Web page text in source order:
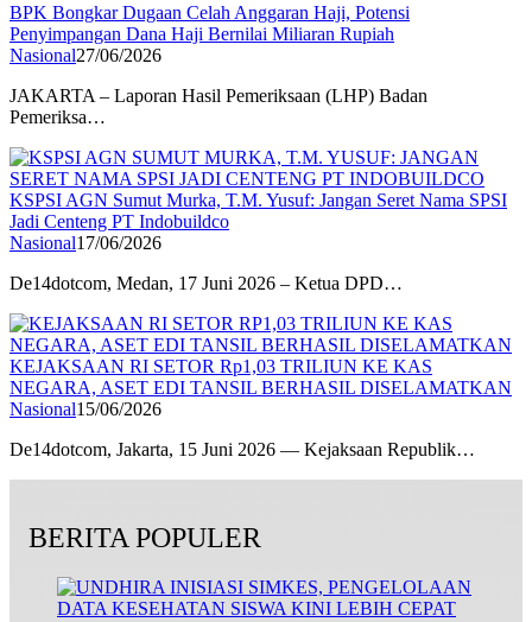
BPK Bongkar Dugaan Celah Anggaran Haji, Potensi
Penyimpangan Dana Haji Bernilai Miliaran Rupiah
Nasional27/06/2026
JAKARTA – Laporan Hasil Pemeriksaan (LHP) Badan
Pemeriksa…
KSPSI AGN Sumut Murka, T.M. Yusuf: Jangan Seret Nama SPSI
Jadi Centeng PT Indobuildco
Nasional17/06/2026
De14dotcom, Medan, 17 Juni 2026 – Ketua DPD…
KEJAKSAAN RI SETOR Rp1,03 TRILIUN KE KAS
NEGARA, ASET EDI TANSIL BERHASIL DISELAMATKAN
Nasional15/06/2026
De14dotcom, Jakarta, 15 Juni 2026 — Kejaksaan Republik…
BERITA POPULER